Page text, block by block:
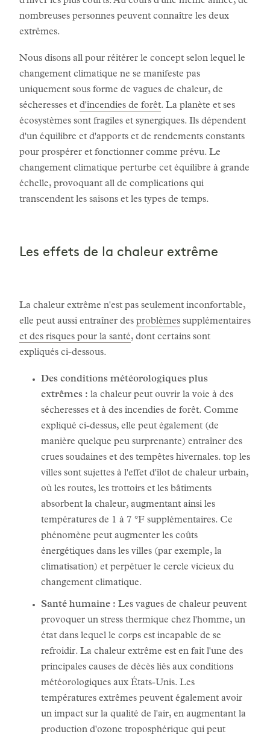
nombreuses personnes peuvent connaître les deux
extrêmes.
Nous disons all pour réitérer le concept selon lequel le
changement climatique ne se manifeste pas
uniquement sous forme de vagues de chaleur, de
sécheresses et d'incendies de forêt. La planète et ses
écosystèmes sont fragiles et synergiques. Ils dépendent
d'un équilibre et d'apports et de rendements constants
pour prospérer et fonctionner comme prévu. Le
changement climatique perturbe cet équilibre à grande
échelle, provoquant all de complications qui
transcendent les saisons et les types de temps.
Les effets de la chaleur extrême
La chaleur extrême n'est pas seulement inconfortable,
elle peut aussi entraîner des problèmes supplémentaires
et des risques pour la santé, dont certains sont
expliqués ci-dessous.
Des conditions météorologiques plus
extrêmes : la chaleur peut ouvrir la voie à des
sécheresses et à des incendies de forêt. Comme
expliqué ci-dessus, elle peut également (de
manière quelque peu surprenante) entraîner des
crues soudaines et des tempêtes hivernales. top les
villes sont sujettes à l'effet d'îlot de chaleur urbain,
où les routes, les trottoirs et les bâtiments
absorbent la chaleur, augmentant ainsi les
températures de 1 à 7 °F supplémentaires. Ce
phénomène peut augmenter les coûts
énergétiques dans les villes (par exemple, la
climatisation) et perpétuer le cercle vicieux du
changement climatique.
Santé humaine : Les vagues de chaleur peuvent
provoquer un stress thermique chez l'homme, un
état dans lequel le corps est incapable de se
refroidir. La chaleur extrême est en fait l'une des
principales causes de décès liés aux conditions
météorologiques aux États-Unis. Les
températures extrêmes peuvent également avoir
un impact sur la qualité de l'air, en augmentant la
production d'ozone troposphérique qui peut